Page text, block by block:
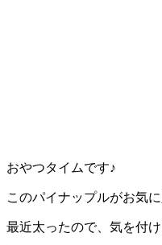
おやつタイムです♪
このパイナップルがお気
最近太ったので、気を付